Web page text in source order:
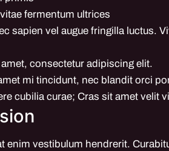
fermentum ultrices
sapien vel augue fringilla luctus.
consectetur adipiscing elit.
mi tincidunt, nec blandit orci
cubilia curae; Cras sit amet velit
enim vestibulum hendrerit.